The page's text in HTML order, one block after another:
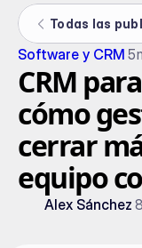
Todas las
Software y CRM 5
CRM
cómo
cerrar
equipo
Alex Sánchez